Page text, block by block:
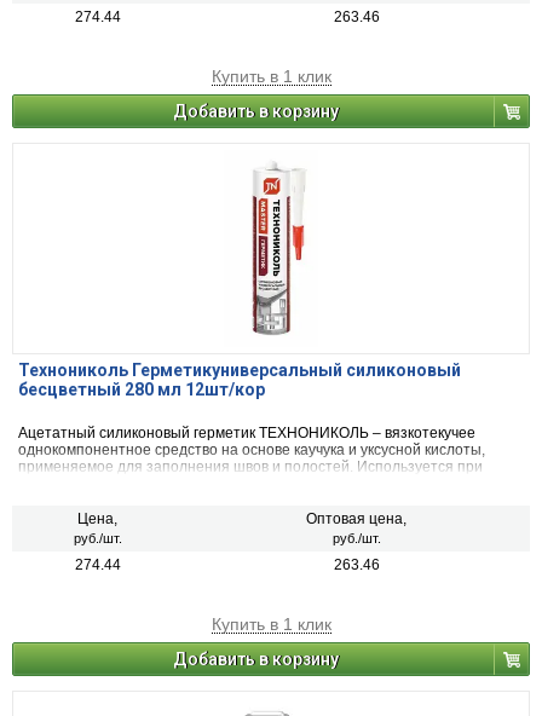
274.44 263.46
Купить в 1 клик
Добавить в корзину
Технониколь Герметикуниверсальный силиконовый
бесцветный 280 мл 12шт/кор
Ацетатный силиконовый герметик ТЕХНОНИКОЛЬ – вязкотекучее
однокомпонентное средство на основе каучука и уксусной кислоты,
применяемое для заполнения швов и полостей. Используется при
Цена,
руб./шт.
Оптовая цена,
руб./шт.
274.44 263.46
Купить в 1 клик
Добавить в корзину